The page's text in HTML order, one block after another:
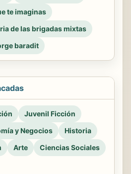
te imaginas
de las brigadas mixtas
baradit
Juvenil Ficción
y Negocios
Historia
Arte
Ciencias Sociales